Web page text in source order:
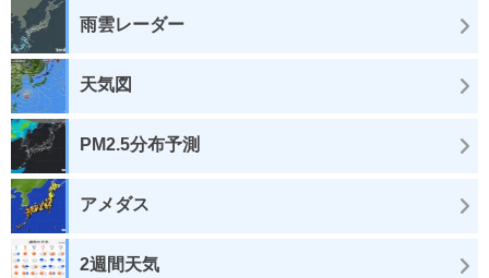
雨雲レーダー
天気図
PM2.5分布予測
アメダス
2週間天気